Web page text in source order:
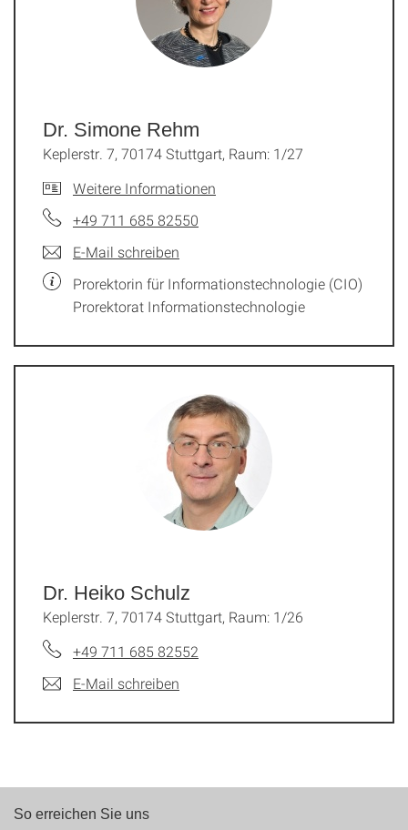
Dr. Simone Rehm
Keplerstr. 7, 70174 Stuttgart, Raum: 1/27
Weitere Informationen
+49 711 685 82550
E-Mail schreiben
Prorektorin für Informationstechnologie (CIO)
Prorektorat Informationstechnologie
Dr. Heiko Schulz
Keplerstr. 7, 70174 Stuttgart, Raum: 1/26
+49 711 685 82552
E-Mail schreiben
So erreichen Sie uns